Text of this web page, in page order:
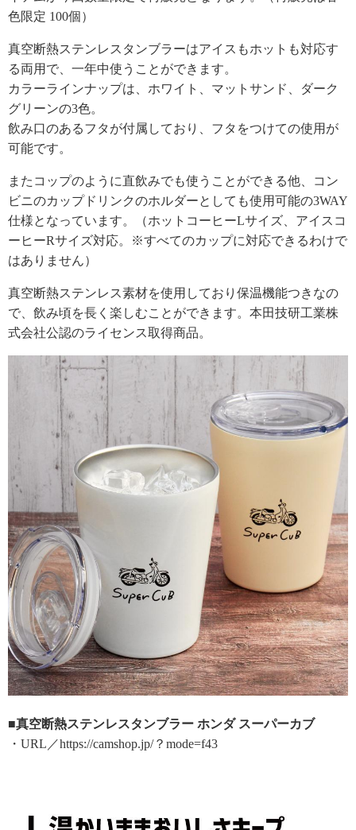
色限定 100個）
真空断熱ステンレスタンブラーはアイスもホットも対応す
る両用で、一年中使うことができます。
カラーラインナップは、ホワイト、マットサンド、ダーク
グリーンの3色。
飲み口のあるフタが付属しており、フタをつけての使用が
可能です。
またコップのように直飲みでも使うことができる他、コン
ビニのカップドリンクのホルダーとしても使用可能の3WAY
仕様となっています。（ホットコーヒーLサイズ、アイスコ
ーヒーRサイズ対応。※すべてのカップに対応できるわけで
はありません）
真空断熱ステンレス素材を使用しており保温機能つきなの
で、飲み頃を長く楽しむことができます。本田技研工業株
式会社公認のライセンス取得商品。
■真空断熱ステンレスタンブラー ホンダ スーパーカブ
・URL／https://camshop.jp/？mode=f43